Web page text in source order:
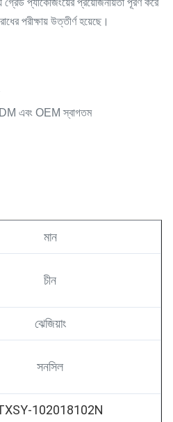
গ্রেড প্যাকেজিংয়ের প্রয়োজনীয়তা পূরণ করে
পরীক্ষায় উত্তীর্ণ হয়েছে।
এবং OEM স্বাগতম
মান
চীন
ঝেজিয়াং
সনসিল
102018102N